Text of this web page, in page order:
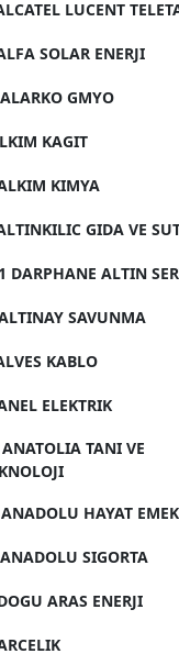
LUCENT
SOLAR ENERJI
GMYO
KAGIT
KIMYA
GIDA VE
DARPHANE ALTIN
SAVUNMA
KABLO
ELEKTRIK
TANI VE
HAYAT
SIGORTA
ARAS ENERJI